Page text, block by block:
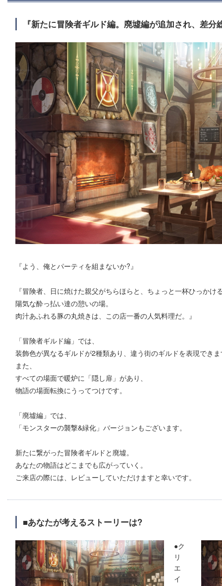
『新たに冒険者ギルド編。廃墟編が追加され、差
『よう、俺とパーティを組まないか?』
『冒険者、日に焼けた親父がちらほらと、ちょっと一杯ひっかけ
陽気な酔っ払い達の憩いの場。
肉汁あふれる豚の丸焼きは、この店一番の人気料理だ。』
「冒険者ギルド編」では、
装飾色が異なるギルドが2種類あり、違う街のギルドを表現でき
また、
すべての場面で暖炉に「隠し扉」があり、
物語の場面転換にうってつけです。
「廃墟編」では、
「モンスターの襲撃&緑化」バージョンもございます。
新たに繋がった冒険者ギルドと廃墟。
あなたの物語はどこまでも広がっていく。
ご来店の際には、レビューしていただけますと幸いです。
■あなたが考えるストーリーは?
●ク
リ
エ
イ